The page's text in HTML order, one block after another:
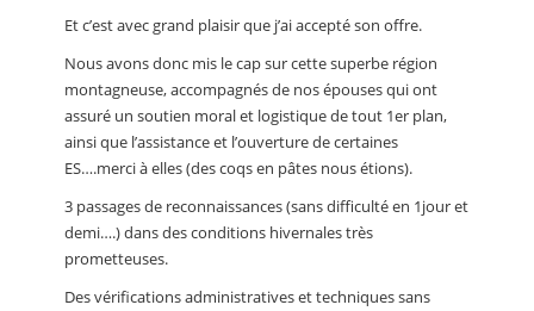
Et c’est avec grand plaisir que j’ai accepté son offre.
Nous avons donc mis le cap sur cette superbe région
montagneuse, accompagnés de nos épouses qui ont
assuré un soutien moral et logistique de tout 1er plan,
ainsi que l’assistance et l’ouverture de certaines
ES….merci à elles (des coqs en pâtes nous étions).
3 passages de reconnaissances (sans difficulté en 1jour et
demi….) dans des conditions hivernales très
prometteuses.
Des vérifications administratives et techniques sans